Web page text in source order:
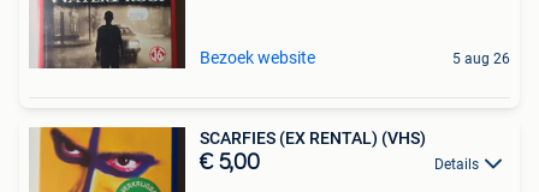
Bezoek website 5 aug 26
SCARFIES (EX RENTAL) (VHS)
€ 5,00 Details